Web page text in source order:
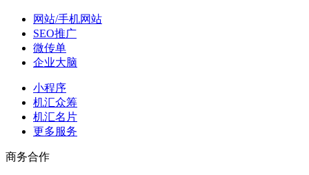
网站/手机网站
SEO推广
微传单
企业大脑
小程序
机汇众筹
机汇名片
更多服务
商务合作